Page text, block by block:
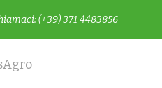
(+39) 371 4483856